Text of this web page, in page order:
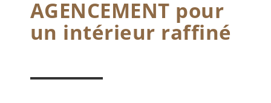
AGENCEMENT pour
un intérieur raffiné